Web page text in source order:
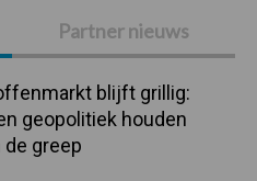
Partner nieuws
blijft grillig:
geopolitiek houden
de greep